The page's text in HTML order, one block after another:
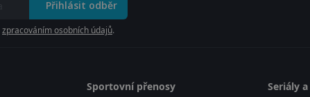
Přihlásit odběr
zpracováním osobních údajů.
Sportovní přenosy
Seriály